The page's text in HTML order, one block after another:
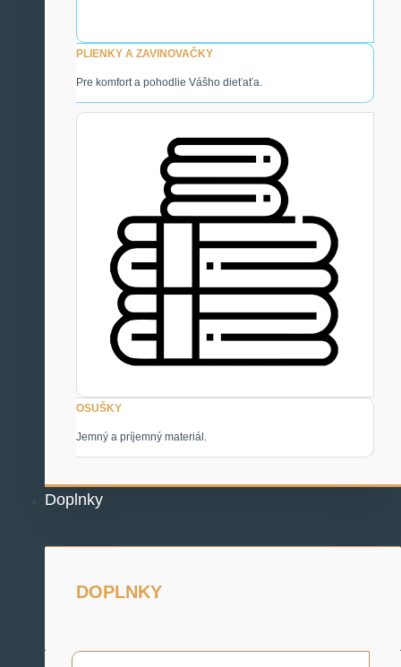
PLIENKY A ZAVINOVAČKY
Pre komfort a pohodlie Vášho dieťaťa.
OSUŠKY
Jemný a príjemný materiál.
Doplnky
DOPLNKY